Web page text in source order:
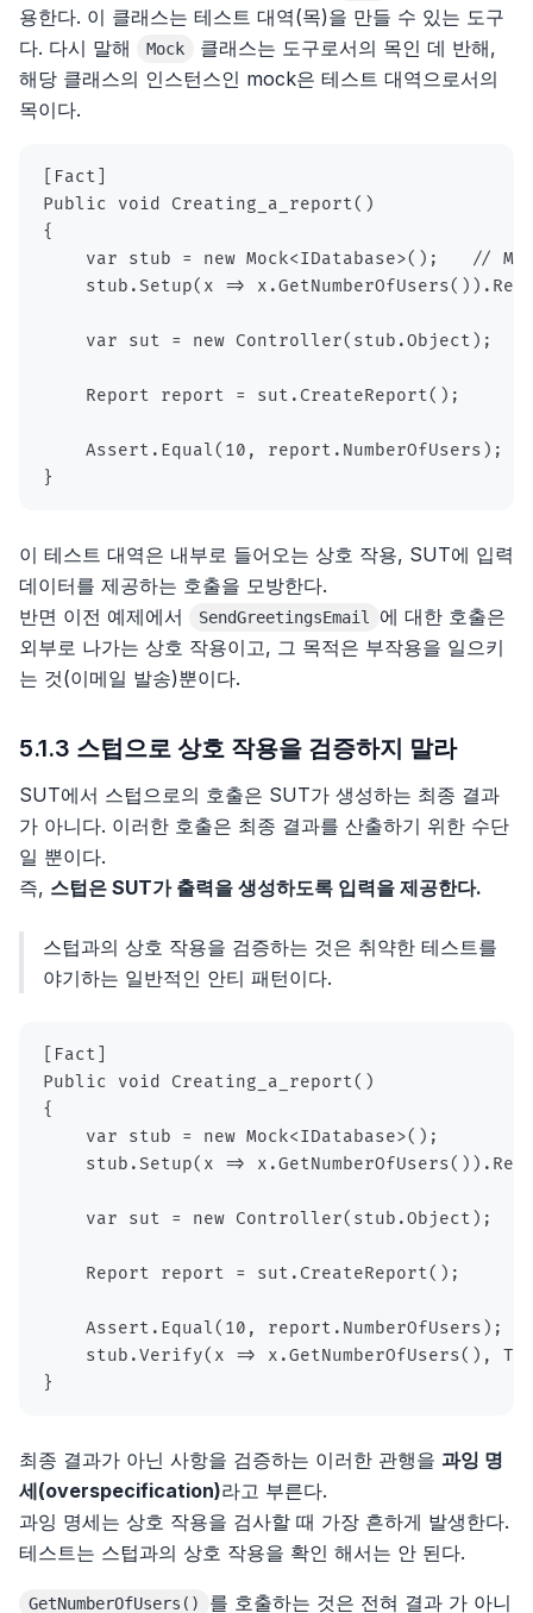
23장, 협상과 리더십 스킬
24장, 커리어패스 개발
용한다. 이 클래스는 테스트 대역(목)을 만들 수 있는 도구
다. 다시 말해
Mock
클래스는 도구로서의 목인 데 반해,
해당 클래스의 인스턴스인 mock은 테스트 대역으로서의
목이다.
}
이 테스트 대역은 내부로 들어오는 상호 작용, SUT에 입력
데이터를 제공하는 호출을 모방한다.
반면 이전 예제에서
SendGreetingsEmail
에 대한 호출은
외부로 나가는 상호 작용이고, 그 목적은 부작용을 일으키
는 것(이메일 발송)뿐이다.
5.1.3 스텁으로 상호 작용을 검증하지 말라
SUT에서 스텁으로의 호출은 SUT가 생성하는 최종 결과
가 아니다. 이러한 호출은 최종 결과를 산출하기 위한 수단
일 뿐이다.
즉, 스텁은 SUT가 출력을 생성하도록 입력을 제공한다.
스텁과의 상호 작용을 검증하는 것은 취약한 테스트를
야기하는 일반적인 안티 패턴이다.
}
최종 결과가 아닌 사항을 검증하는 이러한 관행을 과잉 명
세(overspecification)라고 부른다.
과잉 명세는 상호 작용을 검사할 때 가장 흔하게 발생한다.
테스트는 스텁과의 상호 작용을 확인 해서는 안 된다.
GetNumberOfUsers() 를 호출하는 것은 전혀 결과 가 아니